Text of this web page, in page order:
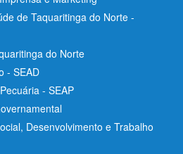
de Taquaritinga do Norte -
do Norte
- SEAD
- SEAP
Desenvolvimento e Trabalho